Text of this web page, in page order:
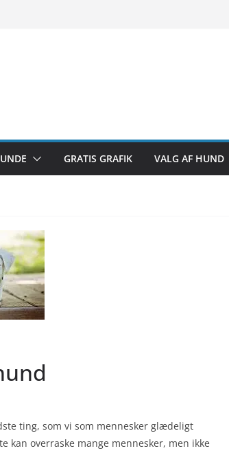
GRATIS GRAFIK VALG AF HUND
ting, som vi som mennesker glædeligt
overraske mange mennesker, men ikke